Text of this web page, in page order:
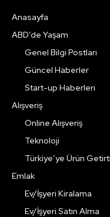
Anasayfa
ABD’de Yaşam
Genel Bilgi Postları
Güncel Haberler
Start-up Haberleri
Alışveriş
Online Alışveriş
Teknoloji
Türkiye’ye Ürün
Emlak
Ev/İşyeri Kiralama
Ev/İşyeri Satın Alma